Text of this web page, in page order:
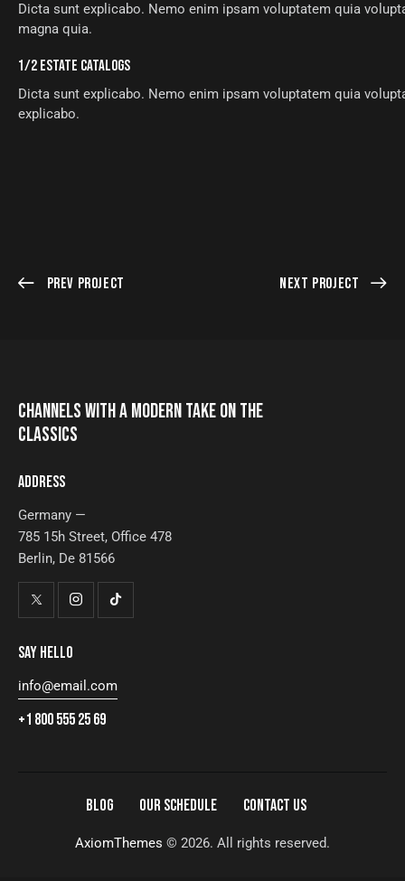
Dicta sunt explicabo. Nemo enim ipsam voluptatem quia
magna quia.
1/2 ESTATE CATALOGS
Dicta sunt explicabo. Nemo enim ipsam voluptatem quia
explicabo.
Prev Project Next Project
CHANNELS WITH A MODERN TAKE ON THE
CLASSICS
ADDRESS
Germany —
785 15h Street, Office 478
Berlin, De 81566
SAY HELLO
info@email.com
+1 800 555 25 69
BLOG OUR SCHEDULE CONTACT US
AxiomThemes © 2026. All rights reserved.